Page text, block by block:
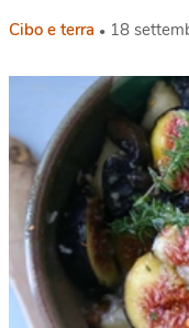
Cibo e terra 18